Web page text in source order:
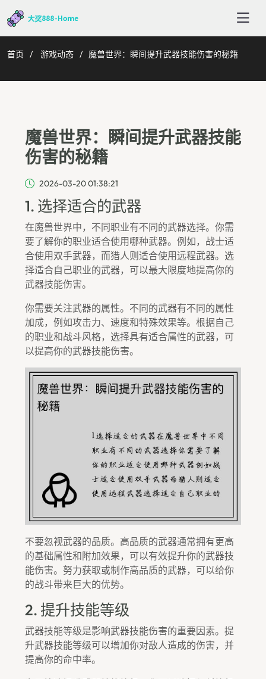
首页 游戏动态 魔兽世界：瞬间提升武器技能伤害的秘籍
魔兽世界：瞬间提升武器技能
伤害的秘籍
2026-03-20 01:38:21
1. 选择适合的武器
在魔兽世界中，不同职业有不同的武器选择。你需
要了解你的职业适合使用哪种武器。例如，战士适
合使用双手武器，而猎人则适合使用远程武器。选
择适合自己职业的武器，可以最大限度地提高你的
武器技能伤害。
你需要关注武器的属性。不同的武器有不同的属性
加成，例如攻击力、速度和特殊效果等。根据自己
的职业和战斗风格，选择具有适合属性的武器，可
以提高你的武器技能伤害。
不要忽视武器的品质。高品质的武器通常拥有更高
的基础属性和附加效果，可以有效提升你的武器技
能伤害。努力获取或制作高品质的武器，可以给你
的战斗带来巨大的优势。
2. 提升技能等级
武器技能等级是影响武器技能伤害的重要因素。提
升武器技能等级可以增加你对敌人造成的伤害，并
提高你的命中率。